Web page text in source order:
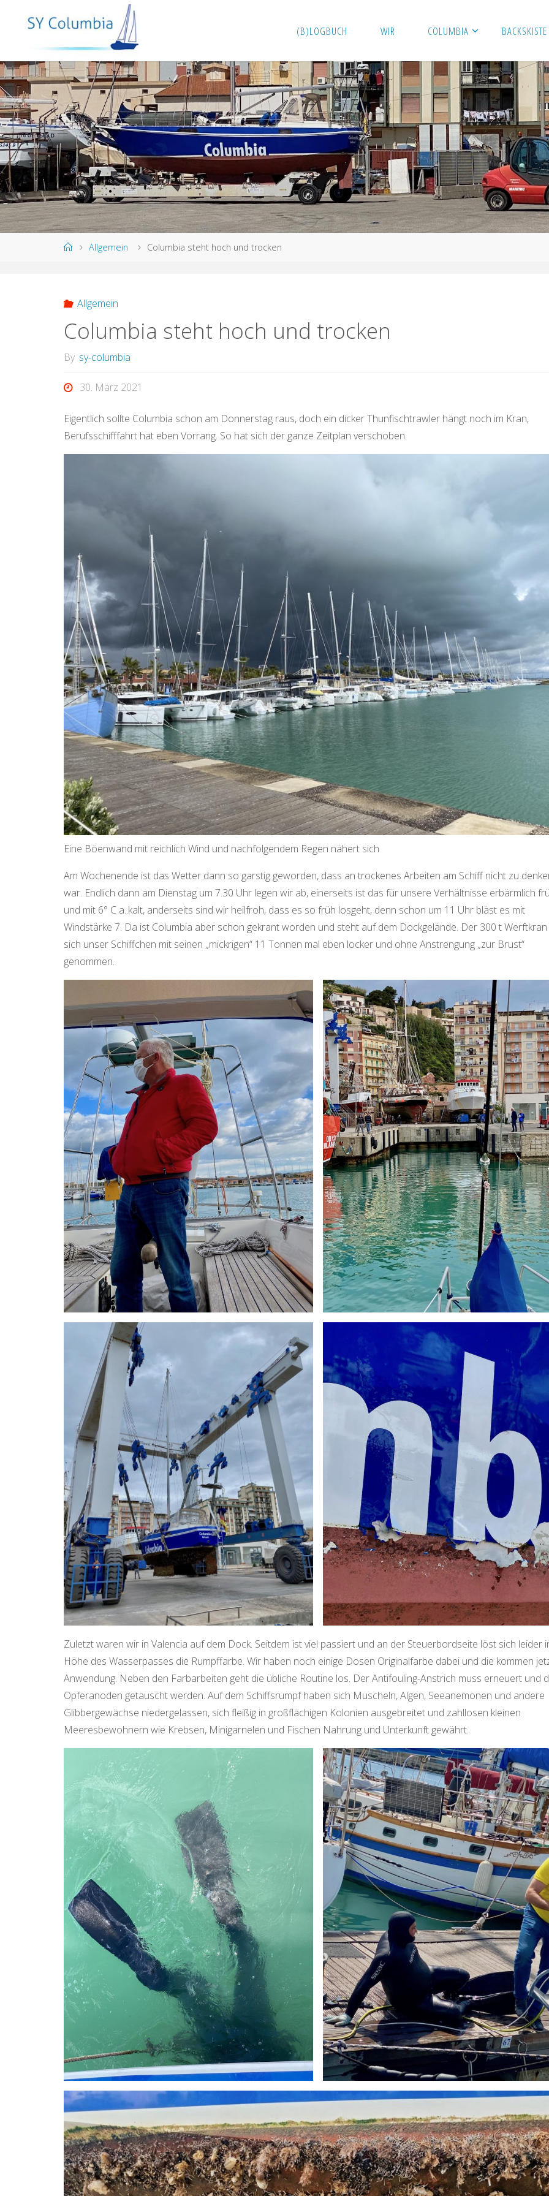
(B)LOGBUCH WIR COLUMBIA BACKSKISTE
Allgemein Columbia steht hoch und trocken
Allgemein
Columbia steht hoch und trocken
By sy-columbia
30. März 2021
Eigentlich sollte Columbia schon am Donnerstag raus, doch ein dicker Thunfischtrawler hängt noch im Kran,
Berufsschifffahrt hat eben Vorrang. So hat sich der ganze Zeitplan verschoben.
Eine Böenwand mit reichlich Wind und nachfolgendem Regen nähert sich
Am Wochenende ist das Wetter dann so garstig geworden, dass an trockenes Arbeiten am Schiff nicht zu
war. Endlich dann am Dienstag um 7.30 Uhr legen wir ab, einerseits ist das für unsere Verhältnisse erbärmlich
und mit 6° C a..kalt, anderseits sind wir heilfroh, dass es so früh losgeht, denn schon um 11 Uhr bläst es mit
Windstärke 7. Da ist Columbia aber schon gekrant worden und steht auf dem Dockgelände. Der 300 t
sich unser Schiffchen mit seinen „mickrigen“ 11 Tonnen mal eben locker und ohne Anstrengung „zur Brust“
genommen.
Zuletzt waren wir in Valencia auf dem Dock. Seitdem ist viel passiert und an der Steuerbordseite löst sich leider
Höhe des Wasserpasses die Rumpffarbe. Wir haben noch einige Dosen Originalfarbe dabei und die kommen
Anwendung. Neben den Farbarbeiten geht die übliche Routine los. Der Antifouling-Anstrich muss erneuert und
Opferanoden getauscht werden. Auf dem Schiffsrumpf haben sich Muscheln, Algen, Seeanemonen und andere
Glibbergewächse niedergelassen, sich fleißig in großflächigen Kolonien ausgebreitet und zahllosen kleinen
Meeresbewohnern wie Krebsen, Minigarnelen und Fischen Nahrung und Unterkunft gewährt.